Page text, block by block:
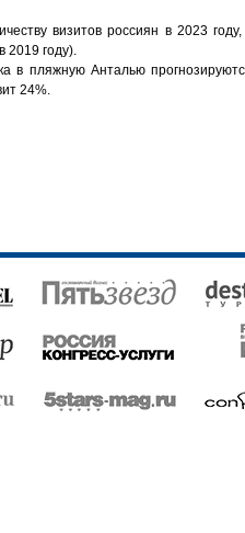
визитов россиян в 2023
2019 году).
в пляжную Анталью
24%.